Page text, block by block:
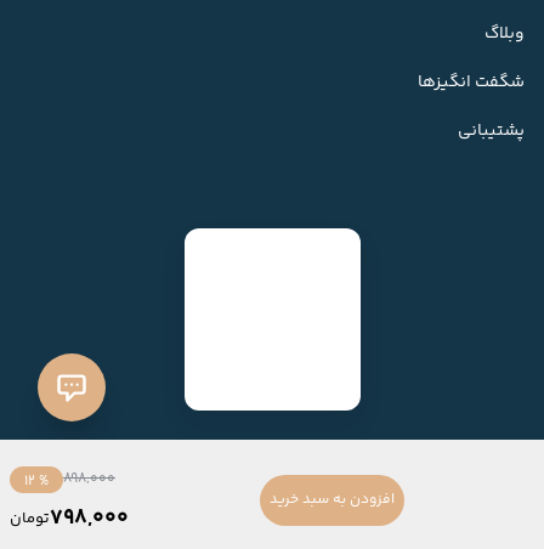
898,000
% 12
798,000تومان
افزودن به سبد خرید
وبلاگ
شگفت انگیزها
پشتیبانی
ساخته شده بافروشگاه ساز میهن شاپ